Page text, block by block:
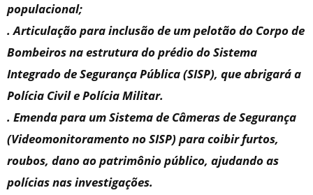
populacional;
. Articulação para inclusão de um pelotão do Corpo de
Bombeiros na estrutura do prédio do Sistema
Integrado de Segurança Pública (SISP), que abrigará a
Polícia Civil e Polícia Militar.
. Emenda para um Sistema de Câmeras de Segurança
(Videomonitoramento no SISP) para coibir furtos,
roubos, dano ao patrimônio público, ajudando as
polícias nas investigações.